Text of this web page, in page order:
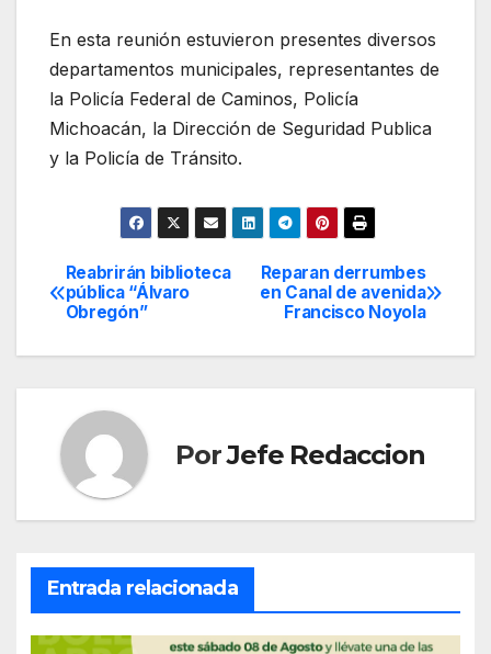
En esta reunión estuvieron presentes diversos
departamentos municipales, representantes de
la Policía Federal de Caminos, Policía
Michoacán, la Dirección de Seguridad Publica
y la Policía de Tránsito.
Navegación
de
Reparan derrumbes
en Canal de avenida
Francisco Noyola
Reabrirán biblioteca
pública “Álvaro
Obregón”
PorJefe Redaccion
Entrada relacionada